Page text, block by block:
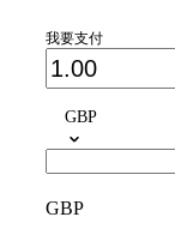
我要支付
GBP
GBP